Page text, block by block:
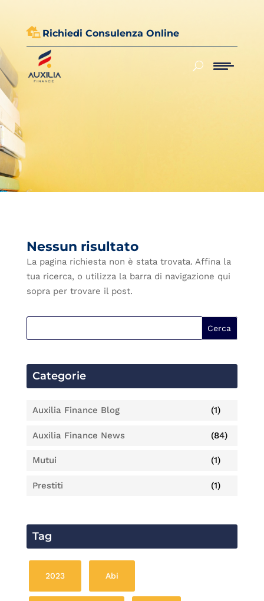
 Richiedi Consulenza Online
Nessun risultato
La pagina richiesta non è stata trovata. Affina la
tua ricerca, o utilizza la barra di navigazione qui
sopra per trovare il post.
Categorie
Auxilia Finance Blog (1)
Auxilia Finance News (84)
Mutui (1)
Prestiti (1)
Tag
2023 Abi